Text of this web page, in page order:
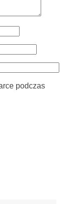
podczas